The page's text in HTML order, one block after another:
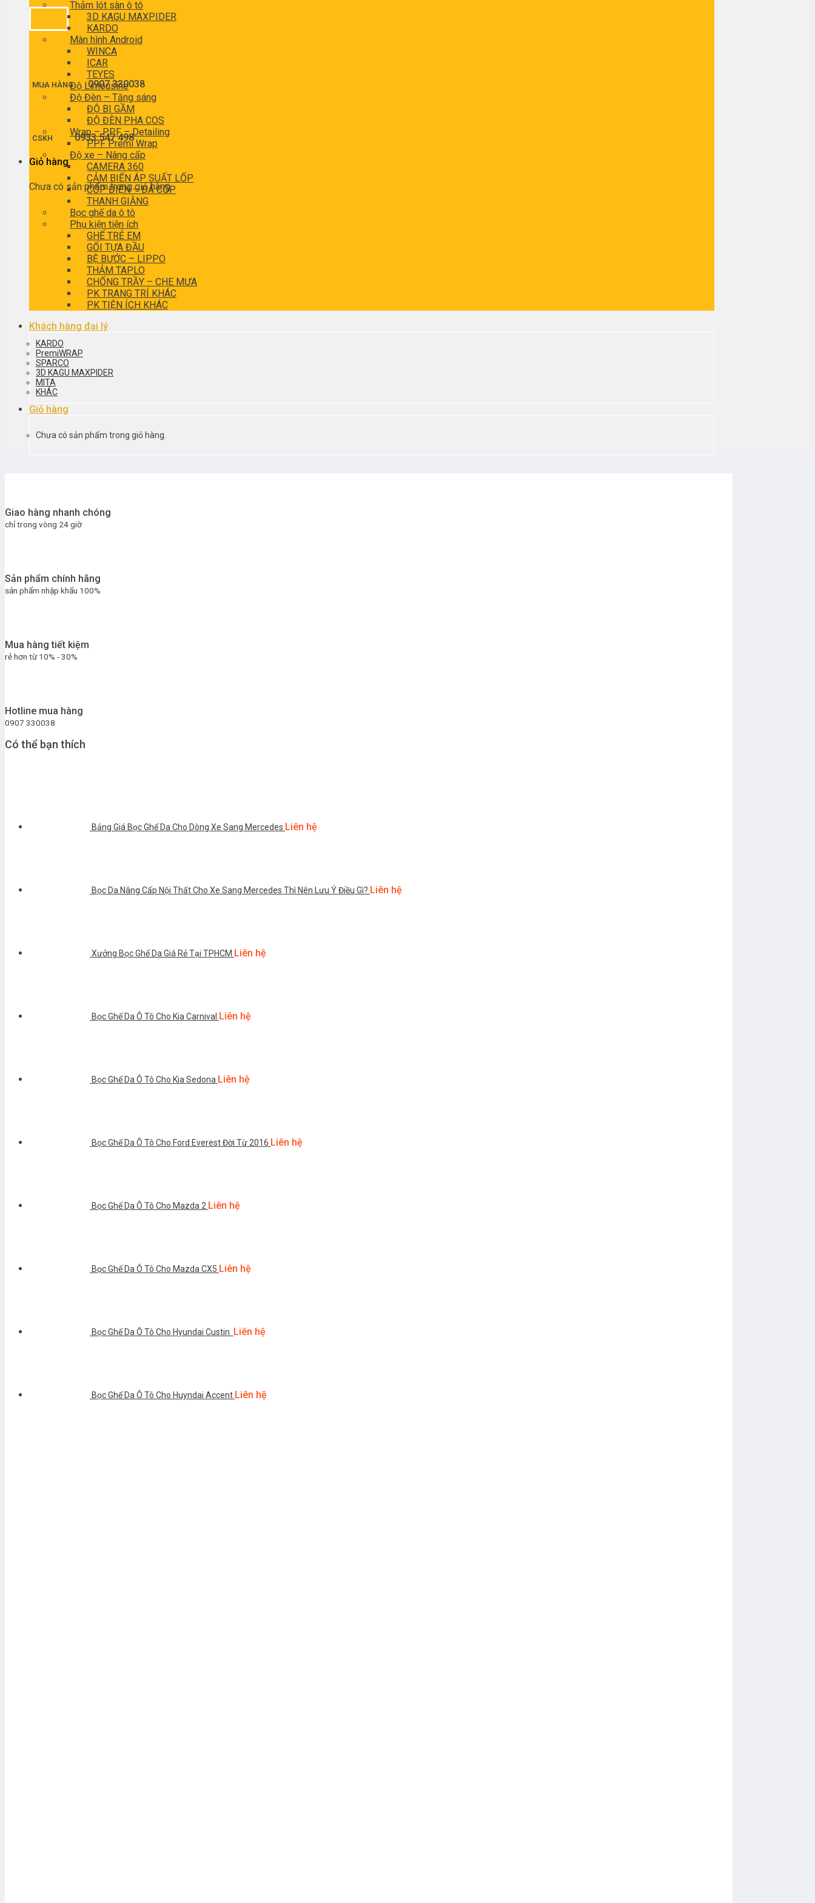
MUA HÀNG 0907 330038
CSKH0933 547 498
Giỏ hàng
Chưa có sản phẩm trong giỏ hàng.
Thảm lót sàn ô tô
3D KAGU MAXPIDER
KARDO
Màn hình Android
WINCA
ICAR
TEYES
Độ Limousine
Độ Đèn – Tăng sáng
ĐỘ BI GẦM
ĐỘ ĐÈN PHA COS
Wrap – PPF – Detailing
PPF Premi Wrap
Độ xe – Nâng cấp
CAMERA 360
CẢM BIẾN ÁP SUẤT LỐP
CỐP ĐIỆN – ĐÁ CỐP
THANH GIẰNG
Bọc ghế da ô tô
Phụ kiện tiện ích
GHẾ TRẺ EM
GỐI TỰA ĐẦU
BỆ BƯỚC – LIPPO
THẢM TAPLO
CHỐNG TRẦY – CHE MƯA
PK TRANG TRÍ KHÁC
PK TIỆN ÍCH KHÁC
Khách hàng đại lý
KARDO
PremiWRAP
SPARCO
3D KAGU MAXPIDER
MITA
KHÁC
Giỏ hàng
Chưa có sản phẩm trong giỏ hàng.
Giao hàng nhanh chóng
chỉ trong vòng 24 giờ
Sản phẩm chính hãng
sản phẩm nhập khẩu 100%
Mua hàng tiết kiệm
rẻ hơn từ 10% - 30%
Hotline mua hàng
0907 330038
Có thể bạn thích
Bảng Giá Bọc Ghế Da Cho Dòng Xe Sang Mercedes Liên hệ
Bọc Da Nâng Cấp Nội Thất Cho Xe Sang Mercedes Thì Nên Lưu Ý Điều Gì? Liên hệ
Xưởng Bọc Ghế Da Giá Rẻ Tại TPHCM Liên hệ
Bọc Ghế Da Ô Tô Cho Kia Carnival Liên hệ
Bọc Ghế Da Ô Tô Cho Kia Sedona Liên hệ
Bọc Ghế Da Ô Tô Cho Ford Everest Đời Từ 2016 Liên hệ
Bọc Ghế Da Ô Tô Cho Mazda 2 Liên hệ
Bọc Ghế Da Ô Tô Cho Mazda CX5 Liên hệ
Bọc Ghế Da Ô Tô Cho Hyundai Custin Liên hệ
Bọc Ghế Da Ô Tô Cho Huyndai Accent Liên hệ